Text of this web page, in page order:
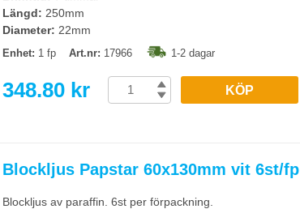
Längd: 250mm
Diameter: 22mm
Enhet: 1 fp Art.nr: 17966 1-2 dagar
348.80 kr KÖP
Blockljus Papstar 60x130mm vit 6st/fp
Blockljus av paraffin. 6st per förpackning.